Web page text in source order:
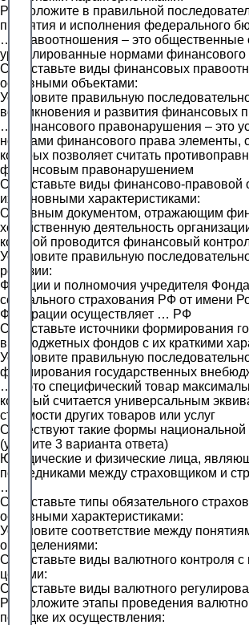
Расположите в правильной
принятия и исполнения федерального
… правоотношения – это общественные
урегулированные нормами финансового
Сопоставьте виды финансовых
основными объектами:
Установите правильную
возникновения и развития финансовых
… финансового правонарушения – это
нормами финансового права элементы,
которых позволяет считать
финансовым правонарушением
Сопоставьте виды финансово-правовой
их основными характеристиками:
Основным документом, отражающим
хозяйственную деятельность
которой проводится финансовый
Установите правильную
ревизии:
Функции и полномочия учредителя
социального страхования РФ от имени
Федерации осуществляет … РФ
Сопоставьте источники формирования
внебюджетных фондов с их краткими
Установите правильную
формирования государственных
… – это специфический товар
который считается универсальным
стоимости других товаров или услуг
Существуют такие формы
(укажите 3 варианта ответа)
Юридические и физические лица,
посредниками между страховщиком и
…
Сопоставьте типы обязательного
основными характеристиками:
Установите соответствие между
определениями:
Сопоставьте виды валютного контроля
целями:
Сопоставьте виды валютного
Расположите этапы проведения
порядке их осуществления: